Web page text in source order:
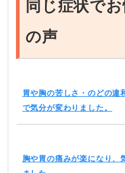
同じ症状で
の声
胃や胸の苦しさ・のどの違
で気分が変わりました。
胸や胃の痛みが楽になり、